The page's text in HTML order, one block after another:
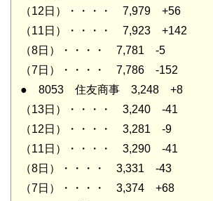
（12日）・・・・ 7,979 +56
（11日）・・・・ 7,923 +142
（8日）・・・・ 7,781 -5
（7日）・・・・ 7,786 -152
● 8053 住友商事 3,248 +8
（13日）・・・・ 3,240 -41
（12日）・・・・ 3,281 -9
（11日）・・・・ 3,290 -41
（8日）・・・・ 3,331 -43
（7日）・・・・ 3,374 +68